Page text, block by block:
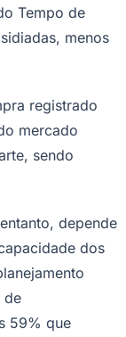
Tempo de
menos
registrado
mercado
sendo
depende
dos
de
59% que